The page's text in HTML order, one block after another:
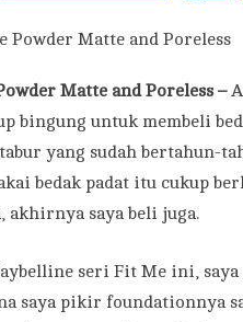
Matte and Poreless –
bingung untuk membeli
yang sudah bertahun-
bedak padat itu cukup
akhirnya saya beli juga.
seri Fit Me ini,
saya pikir foundationnya